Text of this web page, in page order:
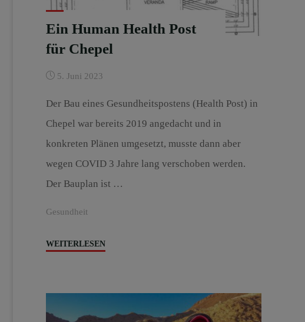
Ein Human Health Post
für Chepel
5. Juni 2023
Der Bau eines Gesundheitspostens (Health Post) in
Chepel war bereits 2019 angedacht und in
konkreten Plänen umgesetzt, musste dann aber
wegen COVID 3 Jahre lang verschoben werden.
Der Bauplan ist …
Gesundheit
WEITERLESEN"Ein
Post